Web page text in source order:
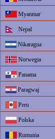
Myanmar
Nepal
Nikaragua
Norwegia
Panama
Paragwaj
Peru
Polska
Rumunia